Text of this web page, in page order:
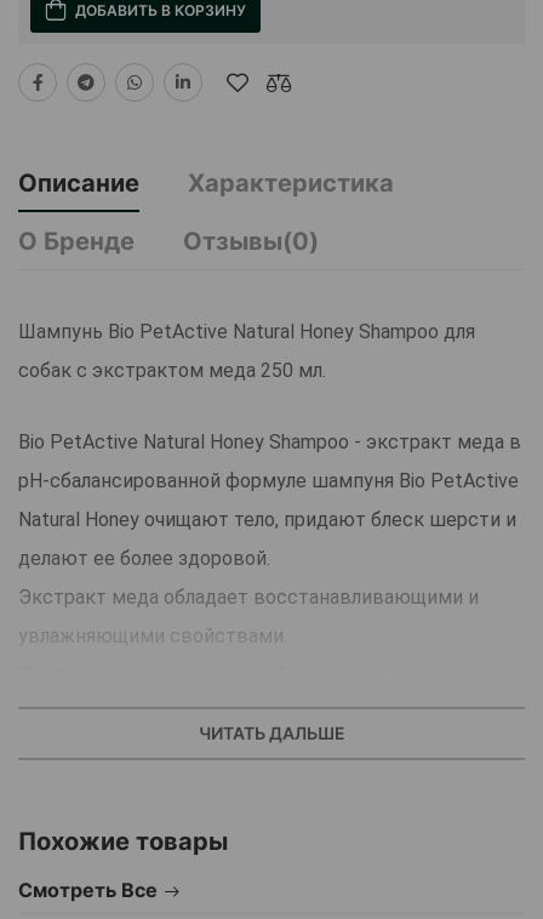
ДОБАВИТЬ В КОРЗИНУ
Описание
Характеристика
О Бренде
Отзывы(0)
Шампунь Bio PetActive Natural Honey Shampoo для
собак с экстрактом меда 250 мл.
Bio PetActive Natural Honey Shampoo - экстракт меда в
pH-сбалансированной формуле шампуня Bio PetActive
Natural Honey очищают тело, придают блеск шерсти и
делают ее более здоровой.
Экстракт меда обладает восстанавливающими и
увлажняющими свойствами.
шерсти.
Благодаря стойкому аромату меда и молока он
шерсти вашего питомца.
Условия применения:
ЧИТАТЬ ДАЛЬШЕ
Похожие товары
Смотреть Все